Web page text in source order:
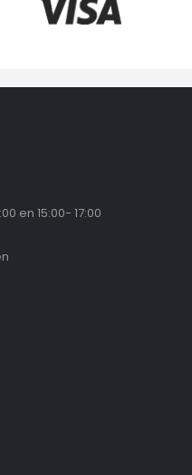
en 15:00- 17:00